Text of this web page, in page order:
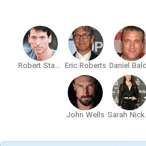
Eric Roberts
Robert Standley
John Wells